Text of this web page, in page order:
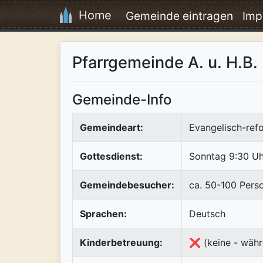
Home Gemeinde eintragen
Pfarrgemeinde A. u.
Gemeinde-Info
Gemeindeart: Evangelisch-
Gottesdienst: Sonntag 9:30
Gemeindebesucher: ca. 50-100
Sprachen: Deutsch
Kinderbetreuung: ❌ (keine -